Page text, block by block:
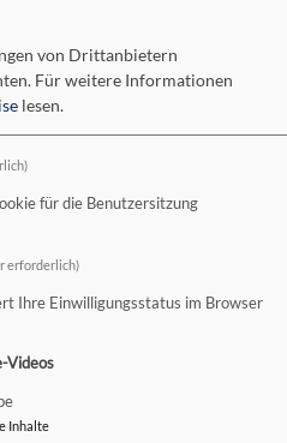
am 22. September
und so holen wir ihn nach:
Gottesdienst auf dem
von Drittanbietern
Für weitere Informationen
lesen.
für die Benutzersitzung
erforderlich)
Ihre Einwilligungsstatus im Browser
Videos
Inhalte